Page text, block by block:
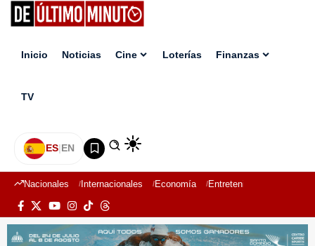
Inicio Noticias Cine Loterías Finanzas
TV
ES|EN
Nacionales Internacionales Economía Entretenimiento